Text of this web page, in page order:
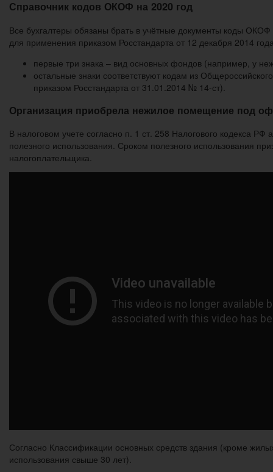
Справочник кодов ОКОФ на 2020 год
Все бухгалтеры обязаны брать в учётные документы коды
для применения приказом Росстандарта от 12 декабря 2014
первые три знака – вид основных фондов (например, у
остальные знаки соответствуют кодам из
приказом Росстандарта от 31.01.2014 № 14-ст).
Организация приобрела нежилое помещение под
В налоговом учете согласно п. 1 ст. 258 Налогового кодекса
полезного использования. Сроком полезного использования
налогоплательщика.
Согласно Классификации основных средств здания (кроме
использования свыше 30 лет).